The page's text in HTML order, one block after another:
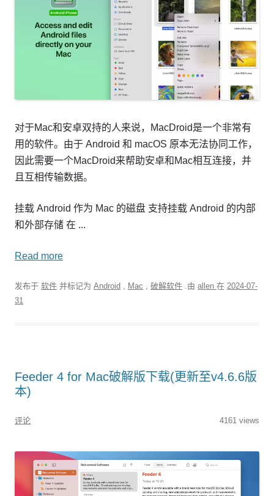
对于Mac和安卓双持的人来说，MacDroid是一个非常有
用的软件。由于 Android 和 macOS 原本无法协同工作，
因此需要一个MacDroid来帮助安卓和Mac相互连接，并
且互相传输数据。
挂载 Android 作为 Mac 的磁盘 支持挂载 Android 的内部
和外部存储 在 ...
Read more
发布于 软件 并标记为 Android Mac 破解软件 .由 allen 在 2024-07-
31
Feeder 4 for Mac破解版下载(更新至v4.6.6版
本)
评论 4161 views